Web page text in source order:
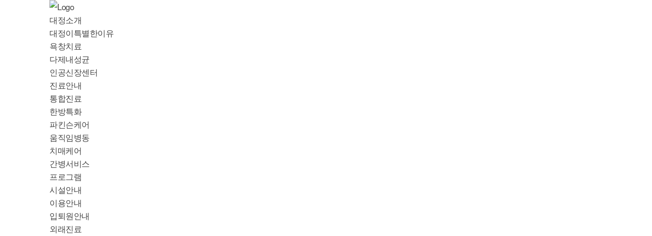
대정소개
대정이특별한이유
욕창치료
다제내성균
인공신장센터
진료안내
통합진료
한방특화
파킨슨케어
움직임병동
치매케어
간병서비스
프로그램
시설안내
이용안내
입퇴원안내
외래진료